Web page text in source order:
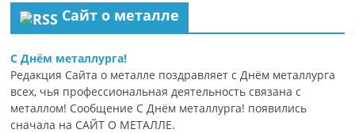
Сайт о металле
С Днём металлурга!
Редакция Сайта о металле поздравляет с Днём металлурга
всех, чья профессиональная деятельность связана с
металлом! Сообщение С Днём металлурга! появились
сначала на САЙТ О МЕТАЛЛЕ.